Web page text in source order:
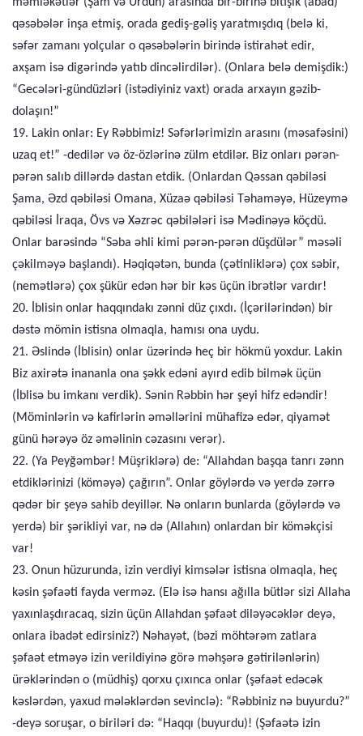
qəsəbələr inşa etmiş, orada gediş-gəliş yaratmışdıq (belə ki,
səfər zamanı yolçular o qəsəbələrin birində istirahət edir,
axşam isə digərində yatıb dincəlirdilər). (Onlara belə demişdik:)
“Gecələri-gündüzləri (istədiyiniz vaxt) orada arxayın gəzib-
dolaşın!”
19. Lakin onlar: Ey Rəbbimiz! Səfərlərimizin arasını (məsafəsini)
uzaq et!” -dedilər və öz-özlərinə zülm etdilər. Biz onları pərən-
pərən salıb dillərdə dastan etdik. (Onlardan Qəssan qəbiləsi
Şama, Əzd qəbiləsi Omana, Xüzaə qəbiləsi Təhaməyə, Hüzeymə
qəbiləsi İraqa, Övs və Xəzrəc qəbilələri isə Mədinəyə köçdü.
Onlar barəsində “Səba əhli kimi pərən-pərən düşdülər” məsəli
çəkilməyə başlandı). Həqiqətən, bunda (çətinliklərə) çox səbir,
(nemətlərə) çox şükür edən hər bir kəs üçün ibrətlər vardır!
20. İblisin onlar haqqındakı zənni düz çıxdı. (İçərilərindən) bir
dəstə mömin istisna olmaqla, hamısı ona uydu.
21. Əslində (İblisin) onlar üzərində heç bir hökmü yoxdur. Lakin
Biz axirətə inananla ona şəkk edəni ayırd edib bilmək üçün
(İblisə bu imkanı verdik). Sənin Rəbbin hər şeyi hifz edəndir!
(Möminlərin və kafirlərin əməllərini mühafizə edər, qiyamət
günü hərəyə öz əməlinin cəzasını verər).
22. (Ya Peyğəmbər! Müşriklərə) de: “Allahdan başqa tanrı zənn
etdiklərinizi (köməyə) çağırın”. Onlar göylərdə və yerdə zərrə
qədər bir şeyə sahib deyillər. Nə onların bunlarda (göylərdə və
yerdə) bir şərikliyi var, nə də (Allahın) onlardan bir köməkçisi
var!
23. Onun hüzurunda, izin verdiyi kimsələr istisna olmaqla, heç
kəsin şəfaəti fayda verməz. (Elə isə hansı ağılla bütlər sizi Allaha
yaxınlaşdıracaq, sizin üçün Allahdan şəfaət diləyəcəklər deyə,
onlara ibadət edirsiniz?) Nəhayət, (bəzi möhtərəm zatlara
şəfaət etməyə izin verildiyinə görə məhşərə gətirilənlərin)
ürəklərindən o (müdhiş) qorxu çıxınca onlar (şəfaət edəcək
kəslərdən, yaxud mələklərdən sevinclə): “Rəbbiniz nə buyurdu?”
-deyə soruşar, o biriləri də: “Haqqı (buyurdu)! (Şəfaətə izin